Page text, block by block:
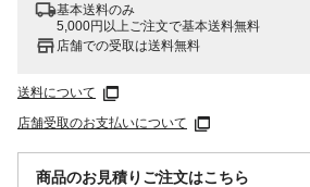
基本送料のみ
5,000円以上ご注文で基本送料無料
店舗での受取は送料無料
送料について
店舗受取のお支払いについて
商品のお見積りご注文はこちら